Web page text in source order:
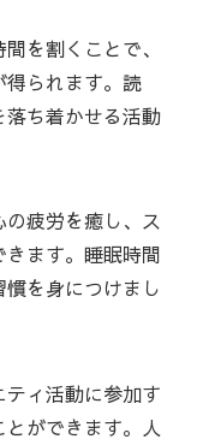
を割くことで、
得られます。読
ち着かせる活動
疲労を癒し、ス
きます。睡眠時間
を身につけまし
ィ活動に参加す
ができます。人